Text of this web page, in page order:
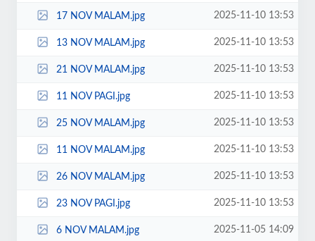
17 NOV MALAM.jpg 2025-11-10 13:53
13 NOV MALAM.jpg 2025-11-10 13:53
21 NOV MALAM.jpg 2025-11-10 13:53
11 NOV PAGI.jpg 2025-11-10 13:53
25 NOV MALAM.jpg 2025-11-10 13:53
11 NOV MALAM.jpg 2025-11-10 13:53
26 NOV MALAM.jpg 2025-11-10 13:53
23 NOV PAGI.jpg 2025-11-10 13:53
6 NOV MALAM.jpg 2025-11-05 14:09